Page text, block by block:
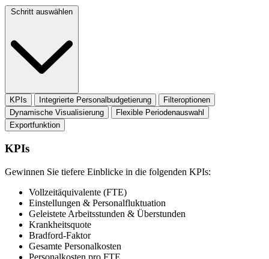
KPIs Integrierte Personalbudgetierung
Filteroptionen
Dynamische Visualisierung
Flexible Periodenauswahl
Exportfunktion
KPIs
Gewinnen Sie tiefere Einblicke in die folgenden KPIs:
Vollzeitäquivalente (FTE)
Einstellungen & Personalfluktuation
Geleistete Arbeitsstunden & Überstunden
Krankheitsquote
Bradford-Faktor
Gesamte Personalkosten